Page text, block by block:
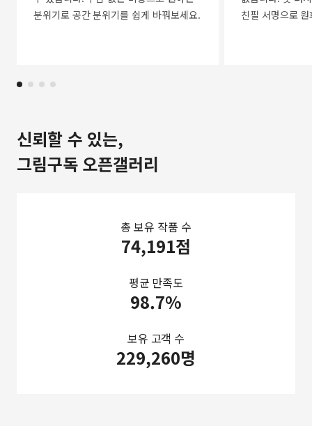
분위기로 공간 분위기를 쉽게 바꿔보세요.
친필 서명으로
신뢰할 수 있는,
그림구독 오픈갤러리
총 보유 작품 수
74,191점
평균 만족도
98.7%
보유 고객 수
229,260명